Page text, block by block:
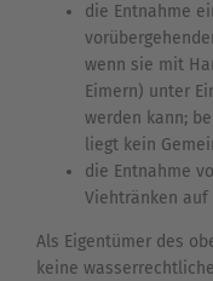
die Entnahme
wenn sie mit
Eimern) unter
werden kann;
liegt kein
die Entnahme
Viehtränken auf
Als Eigentümer des
keine